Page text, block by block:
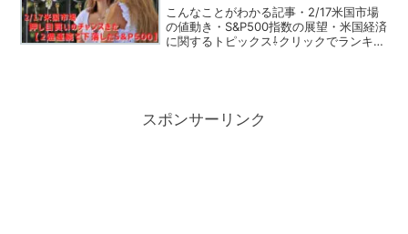
こんなことがわかる記事・2/17米国市場
の値動き・S&P500指数の展望・米国経済
に関するトピックス⇩クリックでランキン
スポンサーリンク